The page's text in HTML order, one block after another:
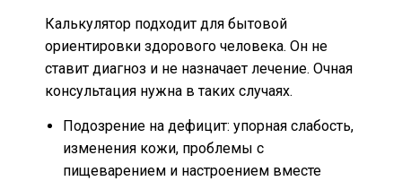
Калькулятор подходит для бытовой
ориентировки здорового человека. Он не
ставит диагноз и не назначает лечение. Очная
консультация нужна в таких случаях.
Подозрение на дефицит: упорная слабость,
изменения кожи, проблемы с
пищеварением и настроением вместе